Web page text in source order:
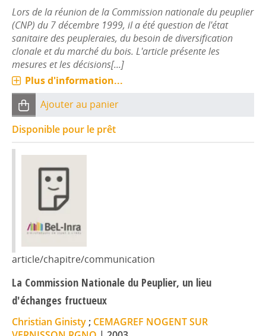
Lors de la réunion de la Commission nationale du peuplier
(CNP) du 7 décembre 1999, il a été question de l'état
sanitaire des peupleraies, du besoin de diversification
clonale et du marché du bois. L'article présente les
mesures et les décisions[...]
Plus d'information...
Ajouter au panier
Disponible pour le prêt
article/chapitre/communication
La Commission Nationale du Peuplier, un lieu
d'échanges fructueux
Christian Ginisty ; CEMAGREF NOGENT SUR